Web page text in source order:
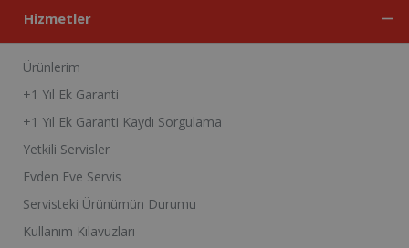
Hizmetler
Ürünlerim
+1 Yıl Ek Garanti
+1 Yıl Ek Garanti Kaydı Sorgulama
Yetkili Servisler
Evden Eve Servis
Servisteki Ürünümün Durumu
Kullanım Kılavuzları